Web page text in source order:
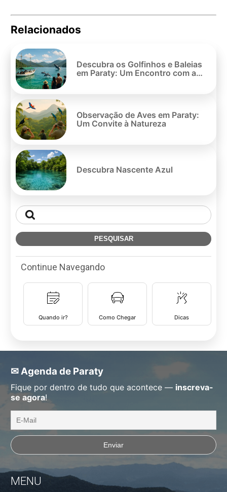
Relacionados
Descubra os Golfinhos e Baleias
em Paraty: Um Encontro com a
Observação de Aves em Paraty:
Um Convite à Natureza
Descubra Nascente Azul
Continue Navegando
Quando ir? Como Chegar Dicas
✉ Agenda de Paraty
Fique por dentro de tudo que acontece — inscreva-
se agora!
MENU